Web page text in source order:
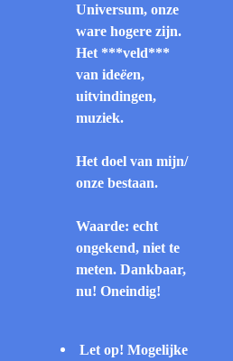
Universum, onze
ware hogere zijn.
Het ***veld***
van ideëen,
uitvindingen,
muziek.
Het doel van mijn/
onze bestaan.
Waarde: echt
ongekend, niet te
meten. Dankbaar,
nu! Oneindig!
Let op! Mogelijke